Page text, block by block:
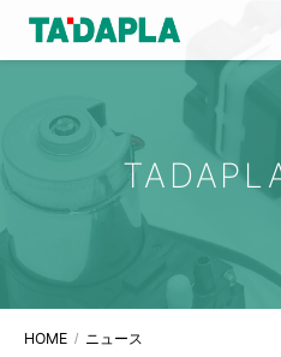
HOME ニュース